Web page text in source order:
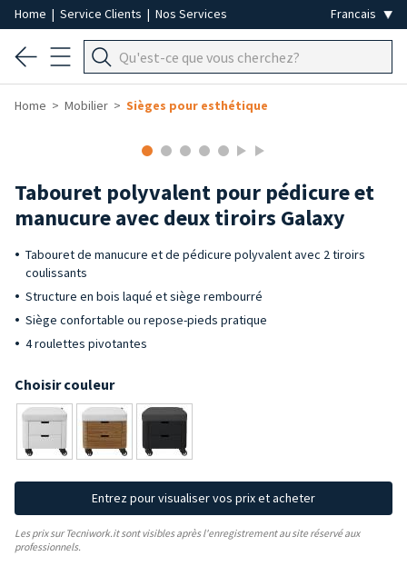
Home | Service Clients | Nos Services
Home Mobilier Sièges pour esthétique
Tabouret polyvalent pour pédicure et
manucure avec deux tiroirs Galaxy
Tabouret de manucure et de pédicure polyvalent avec 2 tiroirs
coulissants
Structure en bois laqué et siège rembourré
Siège confortable ou repose-pieds pratique
4 roulettes pivotantes
Choisir couleur
Entrez pour visualiser vos prix et acheter
Les prix sur Tecniwork.it sont visibles après l'enregistrement au site réservé aux
professionnels.